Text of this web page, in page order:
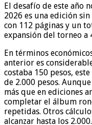
El desafío de este año
2026 es una edición
con 112 páginas y un
expansión del torneo a
En términos
anterior es
costaba 150 pesos,
de 2.000 pesos.
más que en ediciones
completar el álbum
repetidas. Otros
alcanzar hasta los